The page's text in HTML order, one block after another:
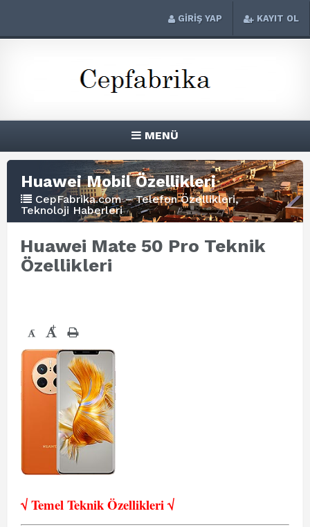
GİRİŞ YAP KAYIT OL
MENÜ
Huawei Mobil Özellikleri
CepFabrika.com – Telefon Özellikleri,
Teknoloji Haberleri
Huawei Mate 50 Pro Teknik
Özellikleri
- +
√ Temel Teknik Özellikleri √